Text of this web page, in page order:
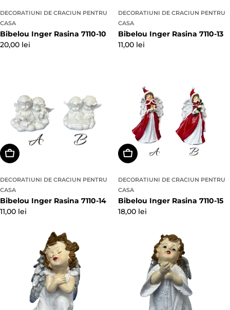
disponibila pe figodecor.ro
DECORATIUNI DE CRACIUN PENTRU
CASA
Bibelou Inger Rasina 7110-10
Preț
20,00 lei
DECORATIUNI DE CRACIUN PENTRU
CASA
Bibelou Inger Rasina 7110-13
Preț
11,00 lei
Alegeți Opțiunile
DECORATIUNI DE CRACIUN PENTRU
CASA
Bibelou Inger Rasina 7110-14
Preț
11,00 lei
Alegeți Opțiunile
DECORATIUNI DE CRACIUN PENTRU
CASA
Bibelou Inger Rasina 7110-15
Preț
18,00 lei